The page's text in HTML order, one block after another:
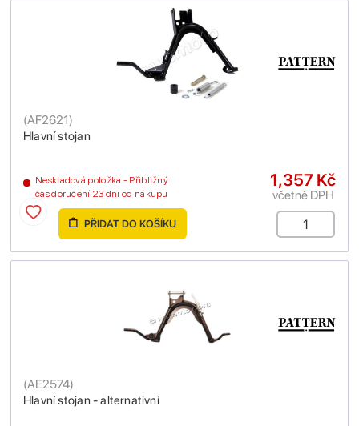
Hlavní stojan
(AF2621)
Neskladová položka - Přibližný
čas doručení 23 dní od nákupu
1,357 Kč
včetně DPH
PŘIDAT DO KOŠÍKU
Hlavní stojan - alternativní
(AE2574)